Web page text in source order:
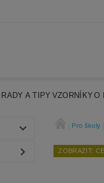
RADY A TIPY VZORNÍKY O
Pro školy
ZOBRAZIT: